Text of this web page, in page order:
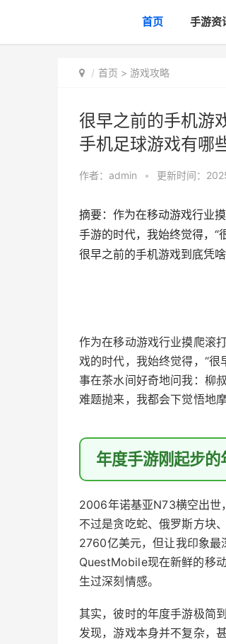
首页 手游资
首页 > 游戏攻略
很早之前的手机游
手机足球游戏有哪
作者： admin • 更新时间：
摘要：作为在移动游戏行业
手游的时代，我始终觉得，“
很早之前的手机游戏到底凭
作为在移动游戏行业摸爬滚
戏的时代，我始终觉得，“
事在茶水间好奇地问我：柳
难题抛来，我都会下觉悟地
年度手游刚起步的
2006年诺基亚N73横空出世
不过是贪吃蛇、俄罗斯方块
2760亿美元，但让我印象最
QuestMobile现在新鲜的移
生过深刻情感。
其实，彼时的年度手游极简
发现，游戏本身并不复杂，